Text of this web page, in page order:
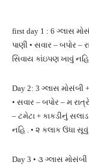
first day 1 : 6 ગ્લાસ
પાણી • સવાર – બપોર
સિવાય કાંઇપણ ખાવું
Day 2: 3 ગ્લાસ
• સવાર – બપોર – મ
– ટમેટા + કાકડીનું
નહિ . • ૨ કલાક ઉંધા સૂવું
Day 3 • ૩ ગ્લાસ